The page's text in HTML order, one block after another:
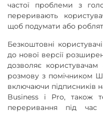
частої проблеми з
переривають
щоб подумати або
Безкоштовні
до нової версії
дозволяє
розмову з помічником
включаючи підписників
Business і Pro, також
переривання під час